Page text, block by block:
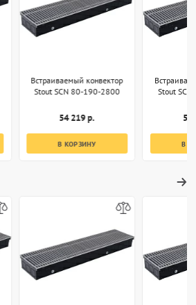
Встраиваемый конвектор
Stout SCN 80-190-2800
54 219 р.
В КОРЗИНУ
Stout
50
В